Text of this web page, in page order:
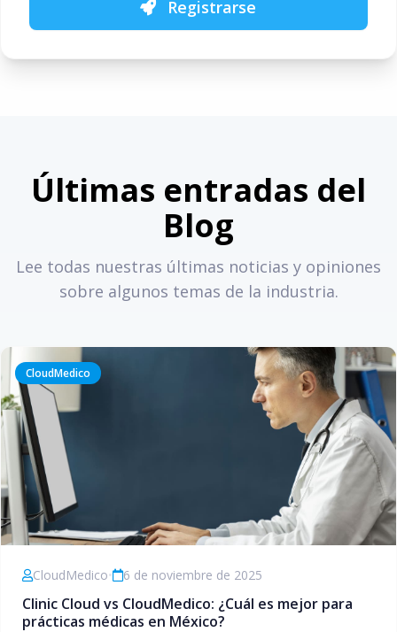
Registrarse
Últimas entradas del
Blog
Lee todas nuestras últimas noticias y opiniones
sobre algunos temas de la industria.
CloudMedico
CloudMedico• 6 de noviembre de 2025
Clinic Cloud vs CloudMedico: ¿Cuál es mejor para
prácticas médicas en México?